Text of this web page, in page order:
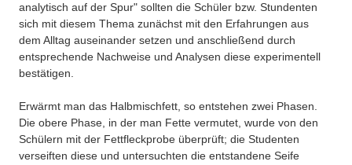
analytisch auf der Spur" sollten die Schüler bzw. Stundenten
sich mit diesem Thema zunächst mit den Erfahrungen aus
dem Alltag auseinander setzen und anschließend durch
entsprechende Nachweise und Analysen diese experimentell
bestätigen.
Erwärmt man das Halbmischfett, so entstehen zwei Phasen.
Die obere Phase, in der man Fette vermutet, wurde von den
Schülern mit der Fettfleckprobe überprüft; die Studenten
verseiften diese und untersuchten die entstandene Seife